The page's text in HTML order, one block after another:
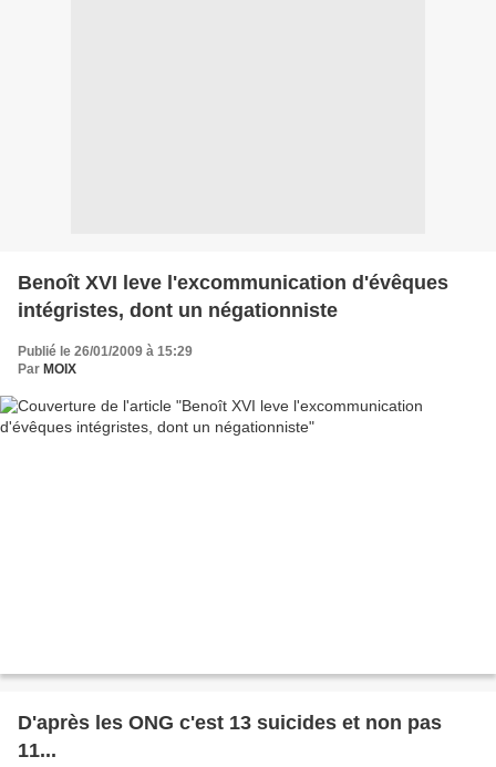
Benoît XVI leve l'excommunication d'évêques
intégristes, dont un négationniste
Publié le 26/01/2009 à 15:29
Par MOIX
D'après les ONG c'est 13 suicides et non pas
11...